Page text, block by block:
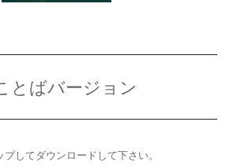
とばバージョン
プしてダウンロードして下さい。